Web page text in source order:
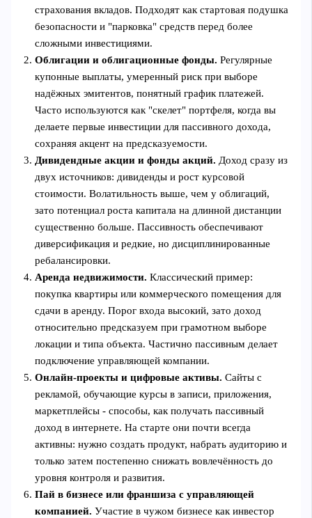
страхования вкладов. Подходят как стартовая подушка
безопасности и "парковка" средств перед более
сложными инвестициями.
Облигации и облигационные фонды. Регулярные
купонные выплаты, умеренный риск при выборе
надёжных эмитентов, понятный график платежей.
Часто используются как "скелет" портфеля, когда вы
делаете первые инвестиции для пассивного дохода,
сохраняя акцент на предсказуемости.
Дивидендные акции и фонды акций. Доход сразу из
двух источников: дивиденды и рост курсовой
стоимости. Волатильность выше, чем у облигаций,
зато потенциал роста капитала на длинной дистанции
существенно больше. Пассивность обеспечивают
диверсификация и редкие, но дисциплинированные
ребалансировки.
Аренда недвижимости. Классический пример:
покупка квартиры или коммерческого помещения для
сдачи в аренду. Порог входа высокий, зато доход
относительно предсказуем при грамотном выборе
локации и типа объекта. Частично пассивным делает
подключение управляющей компании.
Онлайн‑проекты и цифровые активы. Сайты с
рекламой, обучающие курсы в записи, приложения,
маркетплейсы - способы, как получать пассивный
доход в интернете. На старте они почти всегда
активны: нужно создать продукт, набрать аудиторию и
только затем постепенно снижать вовлечённость до
уровня контроля и развития.
Пай в бизнесе или франшиза с управляющей
компанией. Участие в чужом бизнесе как инвестор